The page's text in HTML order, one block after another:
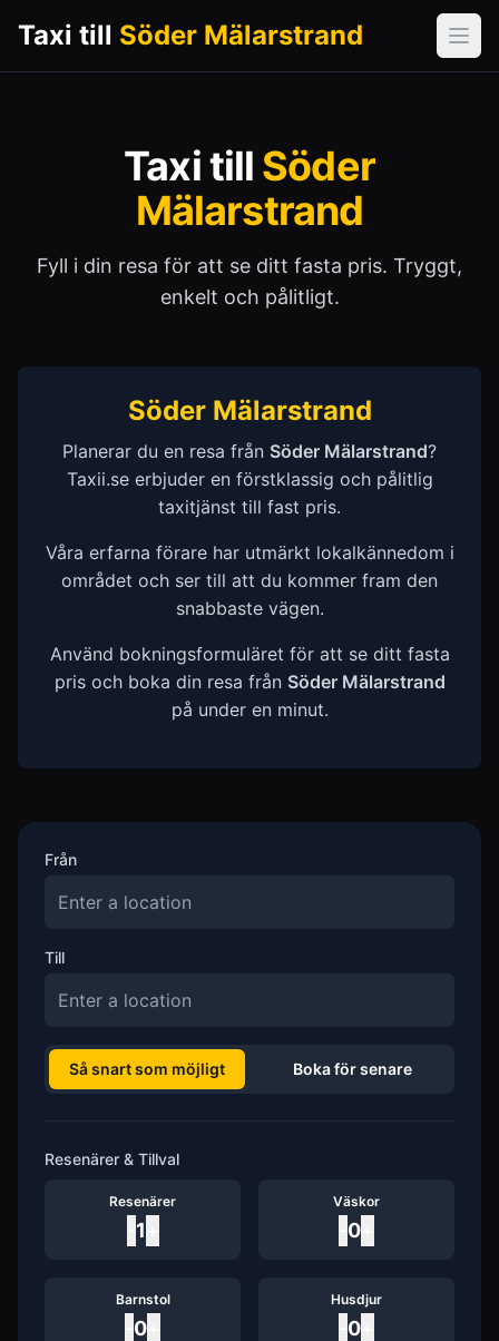
Taxi till Söder Mälarstrand
Taxi till Söder
Mälarstrand
Fyll i din resa för att se ditt fasta pris. Tryggt,
enkelt och pålitligt.
Söder Mälarstrand
Planerar du en resa från Söder Mälarstrand?
Taxii.se erbjuder en förstklassig och pålitlig
taxitjänst till fast pris.
Våra erfarna förare har utmärkt lokalkännedom i
området och ser till att du kommer fram den
snabbaste vägen.
Använd bokningsformuläret för att se ditt fasta
pris och boka din resa från Söder Mälarstrand
på under en minut.
Från
Till
Så snart som möjligt Boka för senare
Resenärer & Tillval
Resenärer
1
Väskor
0
Barnstol
0
Husdjur
0